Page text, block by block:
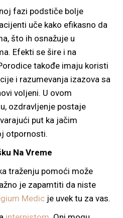
fazi podstiče bolje
uče kako efikasno da
što ih osnažuje u
Efekti se šire i na
takođe imaju koristi
i razumevanja izazova sa
voljeni. U ovom
ozdravljenje postaje
put ka jačim
otpornosti.
Na Vreme
traženju pomoći može
je zapamtiti da niste
Medic je uvek tu za vas.